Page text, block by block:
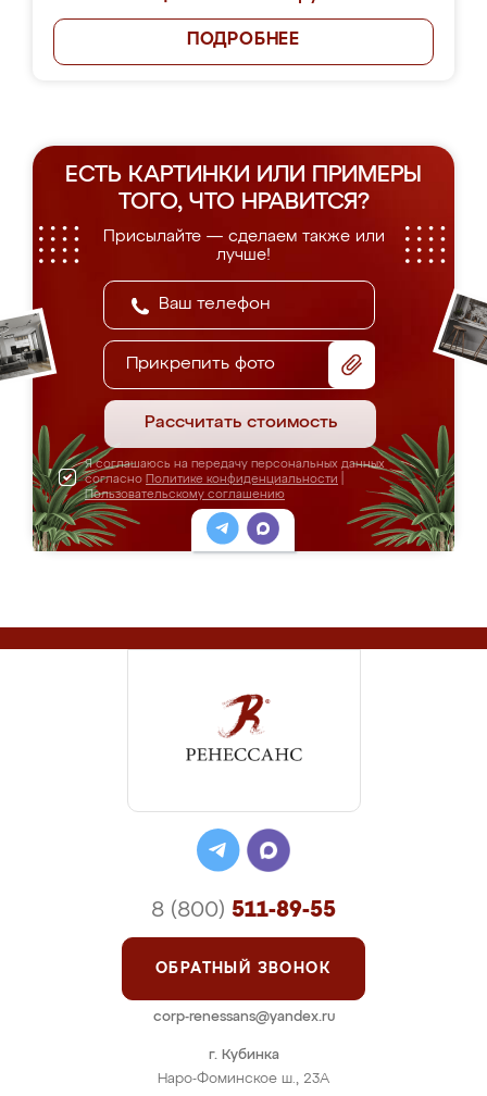
ПОДРОБНЕЕ
ЕСТЬ КАРТИНКИ ИЛИ ПРИМЕРЫ
ТОГО, ЧТО НРАВИТСЯ?
Присылайте — сделаем также или
лучше!
Прикрепить фото
Рассчитать стоимость
Я соглашаюсь на передачу персональных данных
согласно Политике конфиденциальности
Пользовательскому соглашению
г. Кубинка
Наро-Фоминское ш., 23А
8 (800) 511-89-55
ОБРАТНЫЙ ЗВОНОК
corp-renessans@yandex.ru